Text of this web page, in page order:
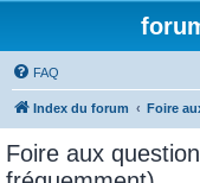
FAQ
Index du forum Foire
Foire aux